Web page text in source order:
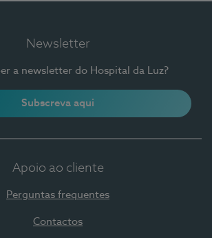
Newsletter
a newsletter do Hospital da Luz?
Subscreva aqui
Apoio ao cliente
Perguntas frequentes
Contactos